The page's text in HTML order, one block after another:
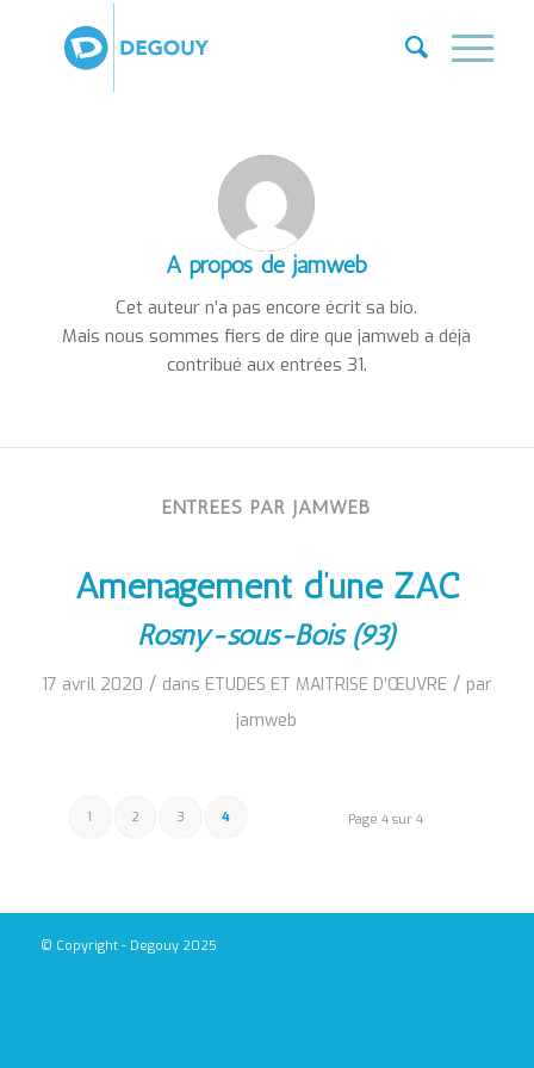
A propos de jamweb
Cet auteur n’a pas encore écrit sa bio.
Mais nous sommes fiers de dire quejamweb a déjà
contribué aux entrées 31.
ENTRÉES PAR JAMWEB
Aménagement d’une ZAC
Rosny-sous-Bois (93)
17 avril 2020 / dans ETUDES ET MAITRISE D’ŒUVRE / par
jamweb
Page 4 sur 4
1 2 3 4
© Copyright - Degouy 2025